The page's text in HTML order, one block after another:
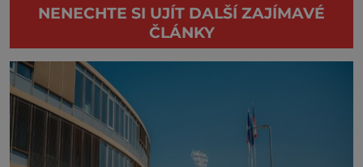
NENECHTE SI UJÍT DALŠÍ ZAJÍMAVÉ
ČLÁNKY